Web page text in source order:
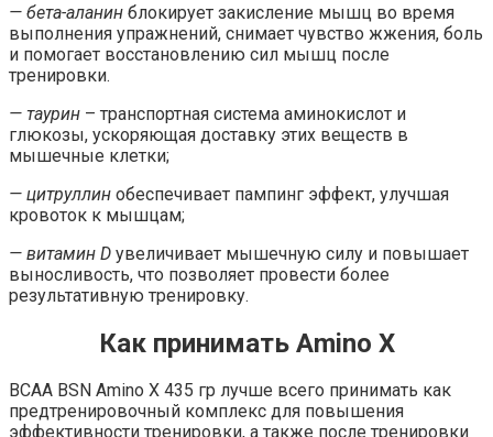
— бета-аланин блокирует закисление мышц во время
выполнения упражнений, снимает чувство жжения, боль
и помогает восстановлению сил мышц после
тренировки.
— таурин – транспортная система аминокислот и
глюкозы, ускоряющая доставку этих веществ в
мышечные клетки;
— цитруллин обеспечивает пампинг эффект, улучшая
кровоток к мышцам;
— витамин D увеличивает мышечную силу и повышает
выносливость, что позволяет провести более
результативную тренировку.
Как принимать Amino X
BCAA BSN Amino X 435 гр лучше всего принимать как
предтренировочный комплекс для повышения
эффективности тренировки, а также после тренировки